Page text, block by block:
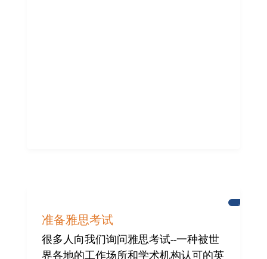
学
准备雅思考试
很多人向我们询问雅思考试--一种被世
界各地的工作场所和学术机构认可的英